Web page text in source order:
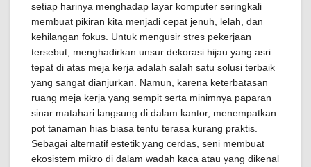
setiap harinya menghadap layar komputer seringkali
membuat pikiran kita menjadi cepat jenuh, lelah, dan
kehilangan fokus. Untuk mengusir stres pekerjaan
tersebut, menghadirkan unsur dekorasi hijau yang asri
tepat di atas meja kerja adalah salah satu solusi terbaik
yang sangat dianjurkan. Namun, karena keterbatasan
ruang meja kerja yang sempit serta minimnya paparan
sinar matahari langsung di dalam kantor, menempatkan
pot tanaman hias biasa tentu terasa kurang praktis.
Sebagai alternatif estetik yang cerdas, seni membuat
ekosistem mikro di dalam wadah kaca atau yang dikenal